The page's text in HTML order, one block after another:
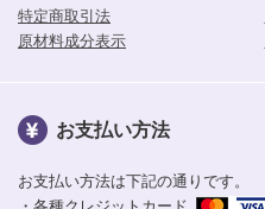
特定商取引法
原材料成分表示
お支払い方法
お支払い方法は下記の通りです。